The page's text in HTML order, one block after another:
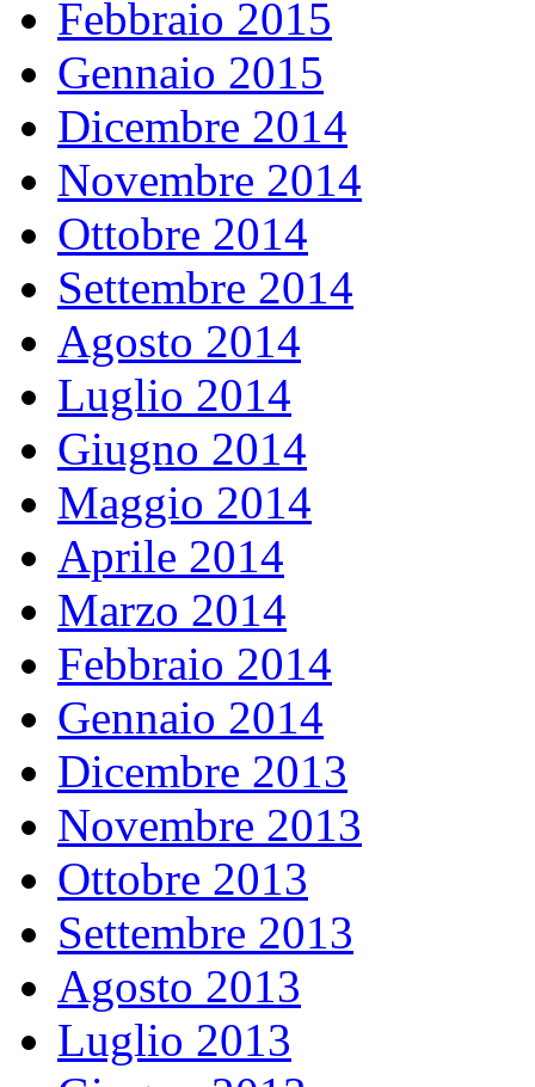
Febbraio 2015
Gennaio 2015
Dicembre 2014
Novembre 2014
Ottobre 2014
Settembre 2014
Agosto 2014
Luglio 2014
Giugno 2014
Maggio 2014
Aprile 2014
Marzo 2014
Febbraio 2014
Gennaio 2014
Dicembre 2013
Novembre 2013
Ottobre 2013
Settembre 2013
Agosto 2013
Luglio 2013